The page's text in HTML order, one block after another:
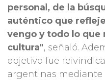
personal, de la
auténtico que
vengo y todo lo que
cultura", señaló.
objetivo fue
argentinas mediante